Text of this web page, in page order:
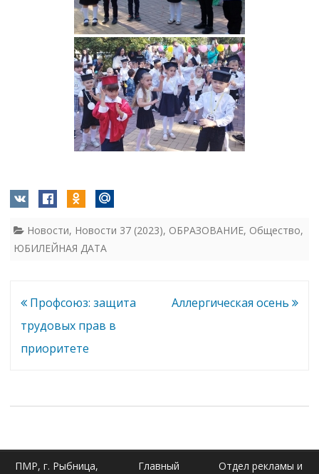
Новости, Новости 37 (2023), ОБРАЗОВАНИЕ, Общество,
ЮБИЛЕЙНАЯ ДАТА
Навигация
по
записям
Профсоюз: защита
трудовых прав в
приоритете
Аллергическая осень
ПМР, г. Рыбница, Главный Отдел рекламы и